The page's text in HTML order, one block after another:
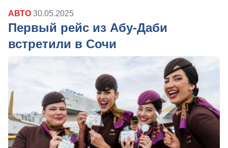
АВТО 30.05.2025
Первый рейс из Абу-Даби
встретили в Сочи